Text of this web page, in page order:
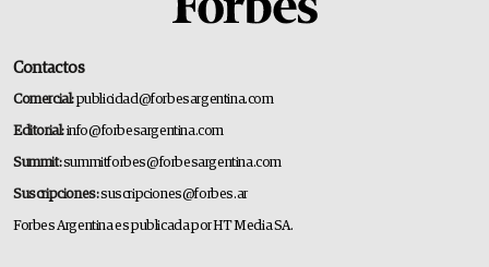
Contactos
Comercial:publicidad@forbesargentina.com
Editorial:info@forbesargentina.com
Summit:summitforbes@forbesargentina.com
Suscripciones:suscripciones@forbes.ar
Forbes Argentina es publicada por HT Media SA.